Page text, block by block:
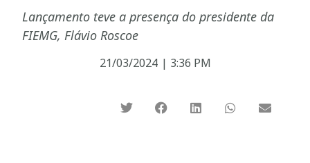
Lançamento teve a presença do presidente da
FIEMG, Flávio Roscoe
21/03/2024 | 3:36 PM